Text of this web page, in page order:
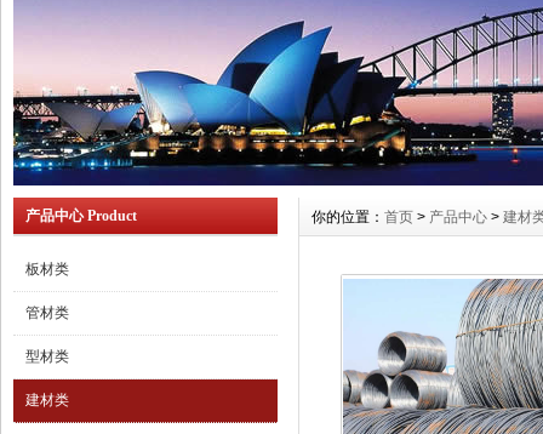
产品中心 Product
板材类
管材类
型材类
建材类
你的位置： 首页 > 产品中心 > 建材